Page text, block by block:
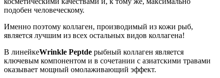
подобен человеческому.
Именно поэтому коллаген, производимый из кожи рыб,
является лучшим из всех остальных видов коллагена!
В линейкеWrinkle Peptde рыбный коллаген является
ключевым компонентом и в сочетании с азиатскими травами
оказывает мощный омолаживающий эффект.